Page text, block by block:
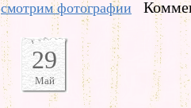
смотрим фотографии
29
Май